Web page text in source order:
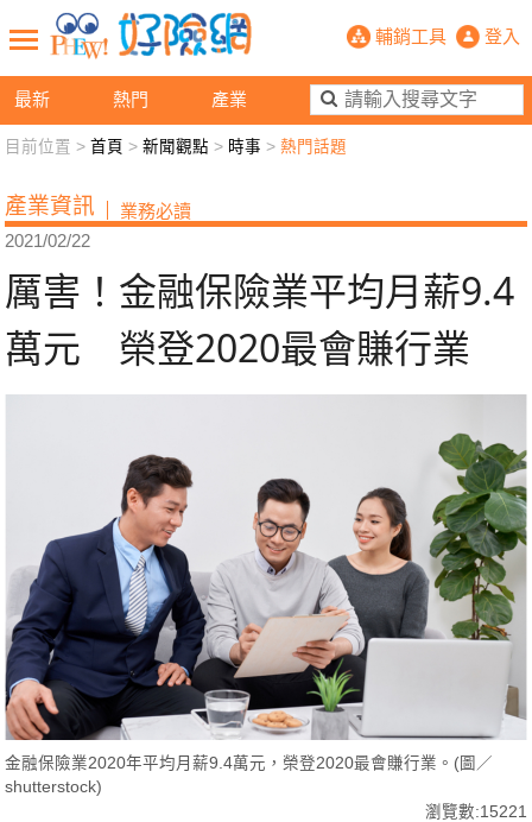
最新 熱門 產業
厲害！金融保險業平均月薪9.4萬
輔銷工具 登入
新聞觀點 業務交流 好險懂生活
退休先準備 好險學堂 輔銷工具 活動專區
目前位置 >首頁 >新聞觀點 > 時事 >熱門話題
產業資訊 業務必讀
2021/02/22
厲害！金融保險業平均月薪9.4
萬元 榮登2020最會賺行業
金融保險業2020年平均月薪9.4萬元，榮登2020最會賺行業。(圖／
shutterstock)
瀏覽數:15221